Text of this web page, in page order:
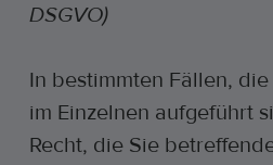
DSGVO)
In bestimmten Fällen,
im Einzelnen aufgeführt
Recht, die Sie